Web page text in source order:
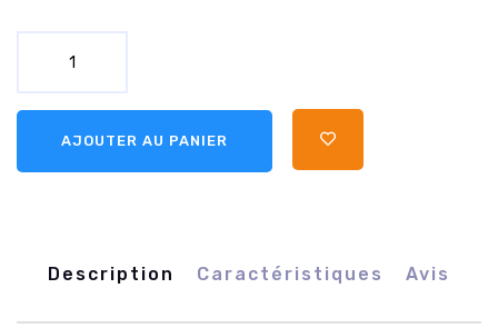
AJOUTER AU PANIER
Description Caractéristiques Avis